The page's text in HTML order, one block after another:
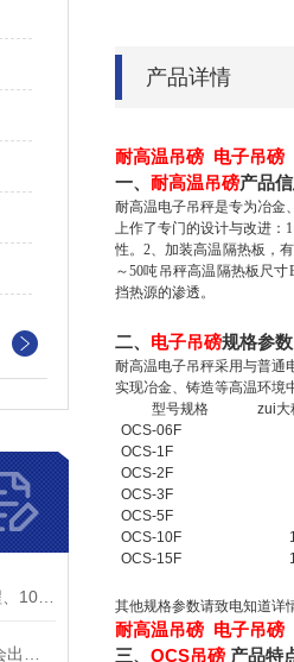
产品详情
耐高温吊磅 电子吊
一、 耐高温吊磅产品信
耐高温电子吊秤是专为冶金
上作了专门的设计与改进：
性。2、加装高温隔热板，
～50吨吊秤高温隔热板尺寸
挡热源的渗透。
二、 电子吊磅规格参数
耐高温电子吊秤采用与普通
实现冶金、铸造等高温环境
型号规格
zui大
OCS-06F
OCS-1F
OCS-2F
OCS-3F
OCS-5F
OCS-10F
OCS-15F
其他规格参数请致电知道详
耐高温吊磅 电子吊
三、 OCS吊磅 产品特